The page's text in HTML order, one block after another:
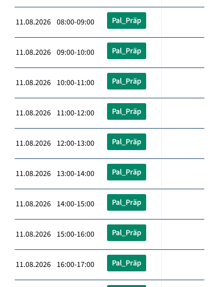
11.08.2026 08:00-09:00 Pal_Präp
11.08.2026 09:00-10:00 Pal_Präp
11.08.2026 10:00-11:00 Pal_Präp
11.08.2026 11:00-12:00 Pal_Präp
11.08.2026 12:00-13:00 Pal_Präp
11.08.2026 13:00-14:00 Pal_Präp
11.08.2026 14:00-15:00 Pal_Präp
11.08.2026 15:00-16:00 Pal_Präp
11.08.2026 16:00-17:00 Pal_Präp